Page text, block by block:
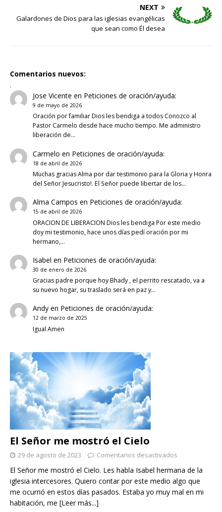
NEXT
Galardones de Dios para las iglesias evangélicas
que sean como Él desea
Comentarios nuevos:
.
Jose Vicente en Peticiones de oración/ayuda:
9 de mayo de 2026
Oración por familiar Dios les bendiga a todos Conozco al
Pastor Carmelo desde hace mucho tiempo. Me administro
liberación de…
Carmelo en Peticiones de oración/ayuda:
18 de abril de 2026
Muchas gracias Alma por dar testimonio para la Gloria y Honra
del Señor Jesucristo!. El Señor puede libertar de los…
Alma Campos en Peticiones de oración/ayuda:
15 de abril de 2026
ORACION DE LIBERACION Dios les bendiga Por este medio
doy mi testimonio, hace unos días pedí oración por mi
hermano,…
Isabel en Peticiones de oración/ayuda:
30 de enero de 2026
Gracias padre porque hoy Bhady , el perrito rescatado, va a
su nuevo hogar, su traslado será en paz y…
Andyen Peticiones de oración/ayuda:
12 de marzo de 2025
Igual Amen
El Señor me mostró el Cielo
29 de agosto de 2023 Comentarios desactivados
El Señor me mostró el Cielo. Les habla Isabel hermana de la
iglesia intercesores. Quiero contar por este medio algo que
me ocurrió en estos días pasados. Estaba yo muy mal en mi
habitación, me [Leer más...]